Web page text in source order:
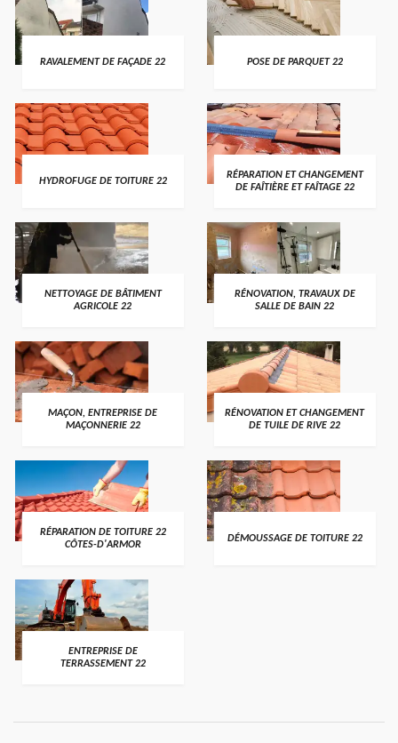
RAVALEMENT DE FAÇADE 22 POSE DE PARQUET 22
HYDROFUGE DE TOITURE 22
RÉPARATION ET CHANGEMENT
DE FAÎTIÈRE ET FAÎTAGE 22
NETTOYAGE DE BÂTIMENT
AGRICOLE 22
RÉNOVATION, TRAVAUX DE
SALLE DE BAIN 22
MAÇON, ENTREPRISE DE
MAÇONNERIE 22
RÉNOVATION ET CHANGEMENT
DE TUILE DE RIVE 22
RÉPARATION DE TOITURE 22
CÔTES-D'ARMOR
DÉMOUSSAGE DE TOITURE 22
ENTREPRISE DE
TERRASSEMENT 22